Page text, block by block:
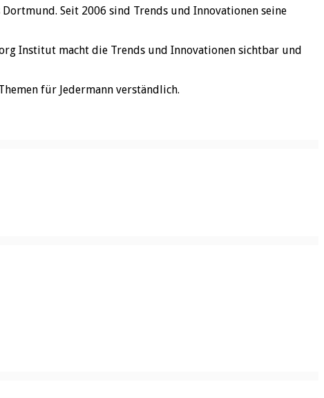
Seit 2006 sind Trends und Innovationen seine
Institut macht die Trends und Innovationen sichtbar und
für Jedermann verständlich.